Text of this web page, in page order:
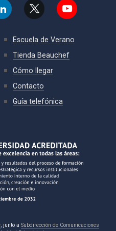
Escuela de Verano
Tienda Beauchef
Cómo llegar
Contacto
Guía telefónica
, junto a Subdirección de Comunicaciones